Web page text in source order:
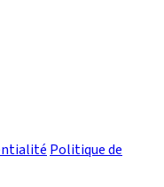
Politique de